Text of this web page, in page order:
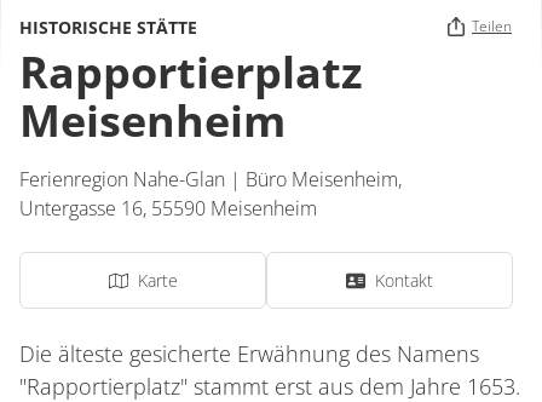
HISTORISCHE STÄTTE Teilen
Rapportierplatz
Meisenheim
Ferienregion Nahe-Glan | Büro Meisenheim,
Untergasse 16, 55590 Meisenheim
Karte Kontakt
Die älteste gesicherte Erwähnung des Namens
"Rapportierplatz" stammt erst aus dem Jahre 1653.